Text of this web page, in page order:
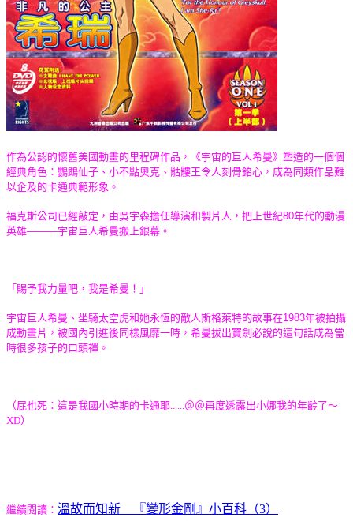
作為公認的懷舊美國動畫的里程碑作品，《宇宙的巨人希曼》塑造的一個個
經典角色：鸚鵡仙子、小不點奧克、骷髏王令人刻骨銘心，成為同類作品難
以企及的卡通典範形象。
福克斯公司已經敲定，由吳宇森擔任導演和製片人，把上世紀80年代的動漫
英雄———宇宙巨人希曼搬上銀幕。
「賜予我力量吧，我是希曼！」
宇宙巨人希曼、坐騎太空虎和她永恆的敵人斯格萊特的故事在1983年被拍攝
成動畫片，被國內引進後同樣風靡一時，希曼拔出寶劍必說的這句話成為當
時很多孩子的口頭禪。
（屁也死：這是我國小時期的卡通耶......＠＠再度透露出小娜我的年齡了～
XD）
繼續閱讀： 溫故而知新＿『變形金剛』小百科（3）